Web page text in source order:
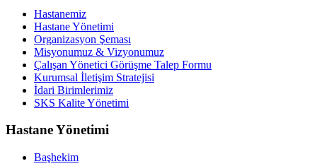
Hastanemiz
Hastane Yönetimi
Organizasyon Şeması
Misyonumuz & Vizyonumuz
Çalışan Yönetici Görüşme Talep Formu
Kurumsal İletişim Stratejisi
İdari Birimlerimiz
SKS Kalite Yönetimi
Hastane Yönetimi
Başhekim